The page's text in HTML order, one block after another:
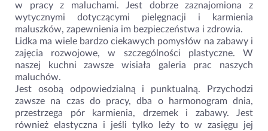
w pracy z maluchami. Jest dobrze zaznajomiona z
wytycznymi dotyczącymi pielęgnacji i karmienia
maluszków, zapewnienia im bezpieczeństwa i zdrowia.
Lidka ma wiele bardzo ciekawych pomysłów na zabawy i
zajęcia rozwojowe, w szczególności plastyczne. W
naszej kuchni zawsze wisiała galeria prac naszych
maluchów.
Jest osobą odpowiedzialną i punktualną. Przychodzi
zawsze na czas do pracy, dba o harmonogram dnia,
przestrzega pór karmienia, drzemek i zabawy. Jest
również elastyczna i jeśli tylko leży to w zasięgu jej